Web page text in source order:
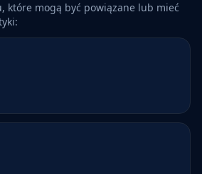
które mogą być powiązane lub mieć